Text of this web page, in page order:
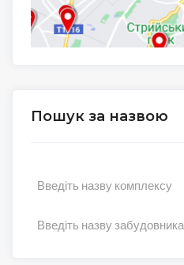
Пошук за назвою
Введіть назву комплексу
Введіть назву забудовника